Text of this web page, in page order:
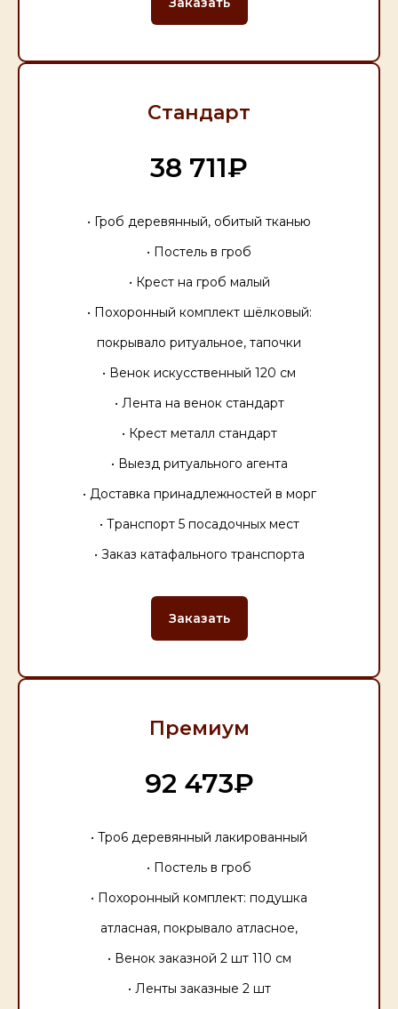
Стандарт
38 711₽
• Гроб деревянный, обитый тканью
• Постель в гроб
• Крест на гроб малый
• Похоронный комплект шёлковый:
покрывало ритуальное, тапочки
• Венок искусственный 120 см
• Лента на венок стандарт
• Крест металл стандарт
• Выезд ритуального агента
• Доставка принадлежностей в морг
• Транспорт 5 посадочных мест
• Заказ катафального транспорта
Заказать
Премиум
92 473₽
• Tpo6 деревянный лакированный
• Постель в гроб
• Похоронный комплект: подушка
атласная, покрывало атласное,
• Венок заказной 2 шт 110 см
• Ленты заказные 2 шт